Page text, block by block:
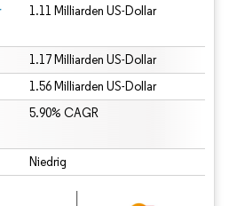
1.11 Milliarden US-Dollar
1.17 Milliarden US-Dollar
1.56 Milliarden US-Dollar
5.90% CAGR
Niedrig
erfordert Namensnennung